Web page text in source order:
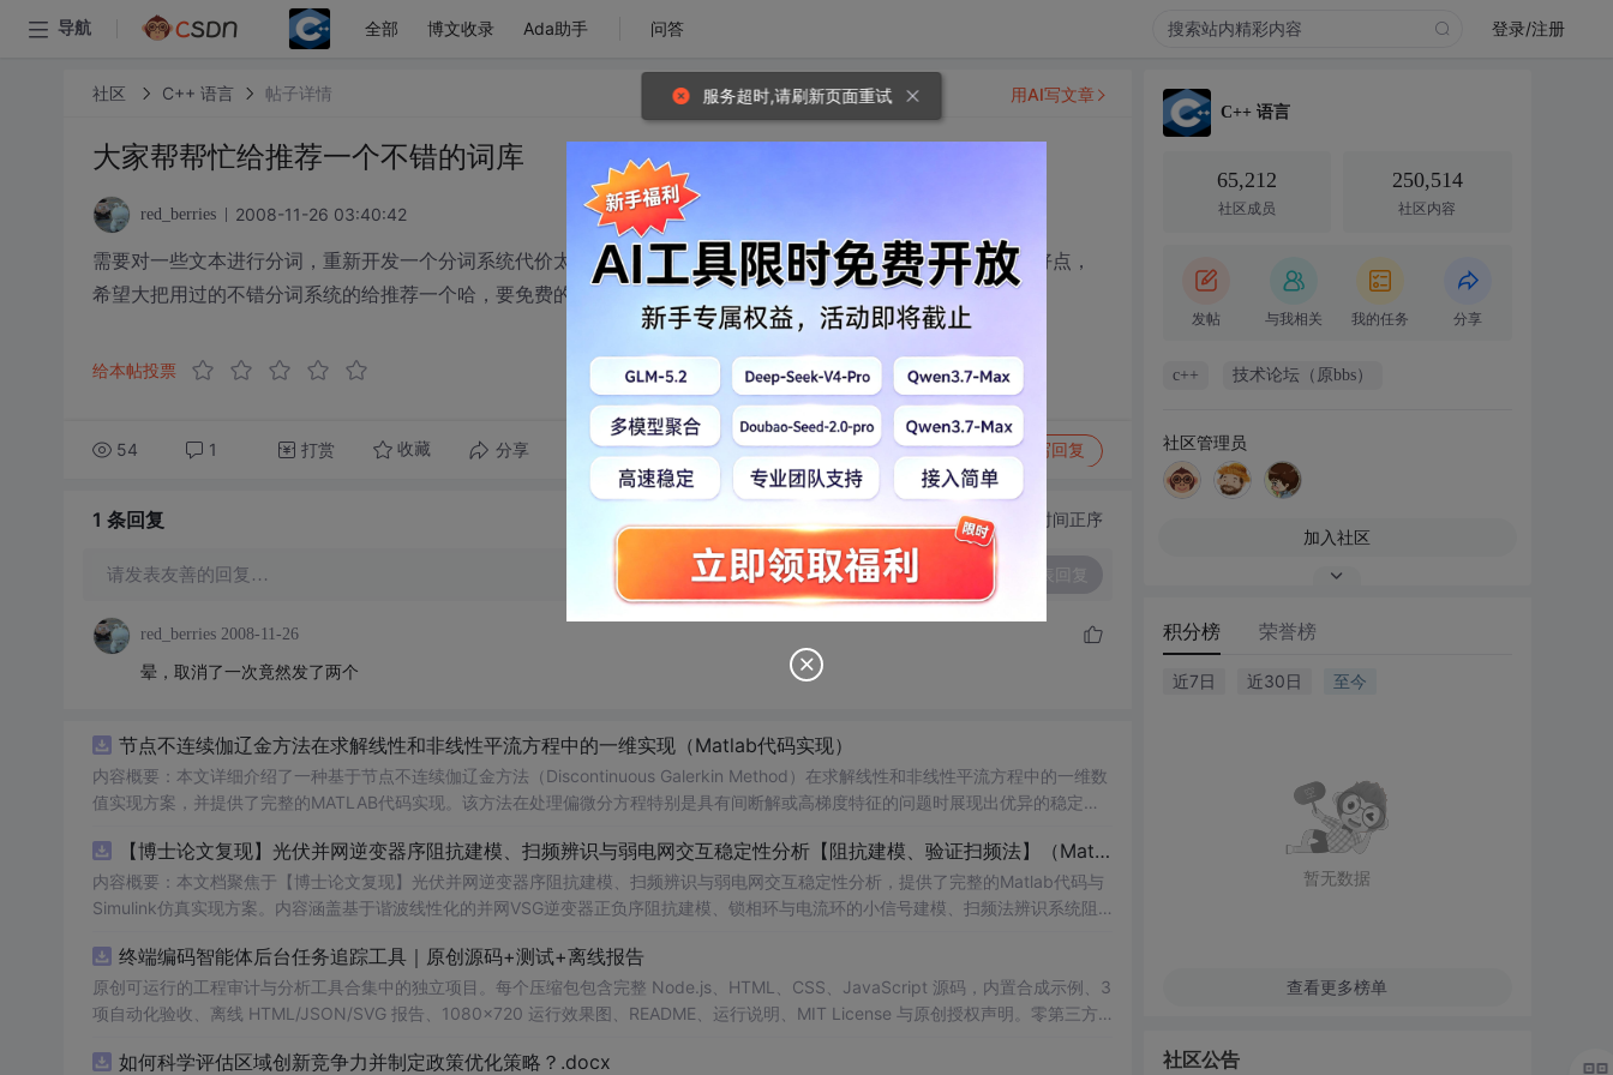
导航 全部 博文收录 Ada助手 问答 登录/注册
社区 C++ 语言 帖子详情
大家帮帮忙给推荐一个不错的词库
red_berries 2008-11-26 03:40:42
需要对一些文本进行分词，重新开发一个分词系统代价太大了，想到网上找个看了好多也不知道哪个相对分的更好点，
希望大把用过的不错分词系统的给推荐一个哈，要免费的哦 谢谢啦
给本帖投票
54 1 打赏 收藏 分享 转发到动态 举报 写回复
用AI写文章
1 条回复 切换为时间正序
请发表友善的回复…
red_berries 2008-11-26
晕，取消了一次竟然发了两个
节点不连续伽辽金方法在求解线性和非线性平流方程中的一维实现（Matlab代码实现）
内容概要：本文详细介绍了一种基于节点不连续伽辽金方法（Discontinuous Galerkin Method）在求解线性和非线性平流方程中的一维数
值实现方案，并提供了完整的MATLAB代码实现。该方法在处理偏微分方程特别是具有间断解或高梯度特征的问题时展现出优异的稳定性
AB环境中实现该数值方法，并辅以典型算例验证其有效性和可靠性。此外，文章还强调科研工作中“借力”与创新思维的重要性，鼓励研究
者在夯实理论基础的同时勇于探索新思路。; 适合人群：具备偏微分方程数值解法基础知识、熟悉MATLAB编程，从事计算数学、流体力
学、物理建模及相关领域的研究生、科研人员及工程技术开发者。; 使用场景及目标：① 学习并掌握节点不连续伽辽金方法的基本理论与
拟、守恒律方程求解等科研项目中的扩展与改进； 阅读建议：建议读者结合经典数值分析教材深入理解DG方法的数学背景，逐段调试并运
行所附MATLAB代码，通过调整初始条件、网格划分和时间步长等方式观察算法表现，从而深化对数值稳定性与计算精度之间平衡关系的
理解。
【博士论文复现】光伏并网逆变器序阻抗建模、扫频辨识与弱电网交互稳定性分析【阻抗建模、验证扫频法】（Matlab代码、Simulink仿真实现）
内容概要：本文档聚焦于【博士论文复现】光伏并网逆变器序阻抗建模、扫频辨识与弱电网交互稳定性分析，提供了完整的Matlab代码与
Simulink仿真实现方案。内容涵盖基于谐波线性化的并网VSG逆变器正负序阻抗建模、锁相环与电流环的小信号建模、扫频法辨识系统阻
助读者掌握新能源并网系统稳定性分析的核心技术与工程实现方法。; 适合人群：具备电力电子、自动控制理论基础，熟悉Matlab/Simulin
k环境，从事新能源发电、并网控制或电力系统稳定性研究的研究生、科研人员及工程师。; 使用场景及目标：① 复现博士论文中关于光
伏并网逆变器阻抗建模与稳定性分析的关键实验；② 学习并掌握扫频法（Frequency Scan）在实际系统中的应用技巧；③ 利用提供的
资源以博士论文级别的科研内容为核心，不仅提供可运行的代码，更强调理论与实践的紧密结合。建议使用者首先梳理文档中的理论框
终端编码智能体后台任务追踪工具｜原创源码+测试+离线报告
原创可运行的工程审计与分析工具合集中的独立项目。每个压缩包包含完整 Node.js、HTML、CSS、JavaScript 源码，内置合成示例、3
项自动化验收、离线 HTML/JSON/SVG 报告、1080×720 运行效果图、README、运行说明、MIT License 与原创授权声明。零第三方
示与二次开发。运行方法：Node.js 18+ 下执行 npm test 与 npm run report，或启动静态服务器打开 index.html。
如何科学评估区域创新竞争力并制定政策优化策略？.docx
C++ 语言
65,212
社区成员
250,514
社区内容
发帖 与我相关 我的任务 分享
c++ 技术论坛（原bbs）
社区管理员
加入社区
积分榜 荣誉榜
近7日 近30日 至今
暂无数据
查看更多榜单
社区公告
服务超时,请刷新页面重试